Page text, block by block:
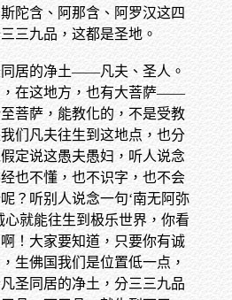
陀含、阿那含、阿罗汉这四
三九品，这都是圣地。
居的净土——凡夫、圣人。
，在这地方，也有大菩萨——
菩萨，能教化的，不是受教
们凡夫往生到这地点，也分
定说这愚夫愚妇，听人说念
也不懂，也不识字，也不会
？听别人说念一句‘南无阿弥
心就能往生到极乐世界，你看
！大家要知道，只要你有诚
生佛国我们是位置低一点，
圣同居的净土，分三三九品